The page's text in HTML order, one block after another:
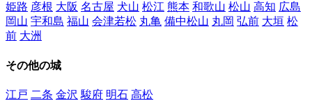
姫路 彦根 大阪 名古屋 犬山 松江 熊本 和歌山 松山 高知 広島
岡山 宇和島 福山 会津若松 丸亀 備中松山 丸岡 弘前 大垣 松
前 大洲
その他の城
江戸 二条 金沢 駿府 明石 高松